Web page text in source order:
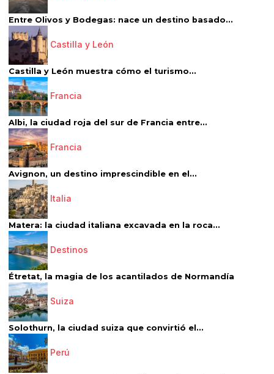
Entre Olivos y Bodegas: nace un destino basado...
Castilla y León
Castilla y León muestra cómo el turismo...
Francia
Albi, la ciudad roja del sur de Francia entre...
Francia
Avignon, un destino imprescindible en el...
Italia
Matera: la ciudad italiana excavada en la roca...
Destinos
Étretat, la magia de los acantilados de Normandía
Suiza
Solothurn, la ciudad suiza que convirtió el...
Perú